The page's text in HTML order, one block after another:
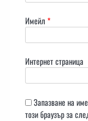
Имейл *
Интернет страница
Запазване на
този браузър за